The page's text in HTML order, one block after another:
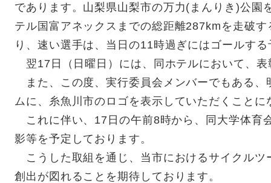
であります。山梨県山梨市の万力(まんりき)公園
テル国富アネックスまでの総距離287kmを走破
り、速い選手は、当日の11時過ぎにはゴールす
翌17日（日曜日）には、同ホテルにおいて、表
また、この度、実行委員会メンバーでもある、
ムに、糸魚川市のロゴを表示していただくことに
これに伴い、17日の午前8時から、同大学体育
影等を予定しております。
こうした取組を通じ、当市におけるサイクルツ
創出が図れることを期待しております。